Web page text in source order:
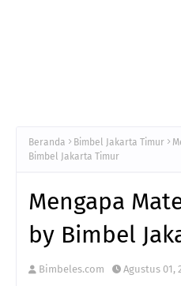
Beranda Bimbel Jakarta Timur
Bimbel Jakarta Timur
Mengapa
by Bimbel
Bimbeles.com Agustus 01,